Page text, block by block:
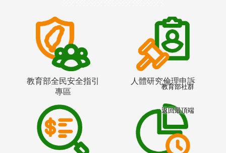
教育部全民安全指引
專區
人體研究倫理申訴
教育部社群
返回最頂端